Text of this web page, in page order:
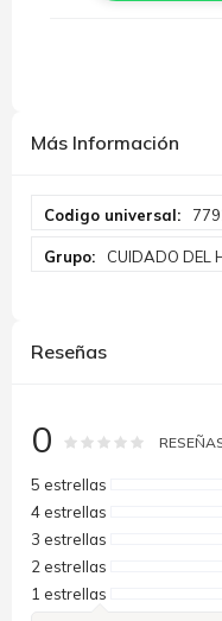
Más Información
Información
CUIDADO DEL
Reseñas
0 Rating: % of100
5 estrellas
4 estrellas
3 estrellas
2 estrellas
1 estrellas